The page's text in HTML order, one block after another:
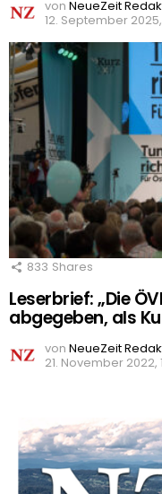
von NeueZeit
12. September
833 Shares
Leserbrief: „Die
abgegeben, als
von NeueZeit
21. November 2022,